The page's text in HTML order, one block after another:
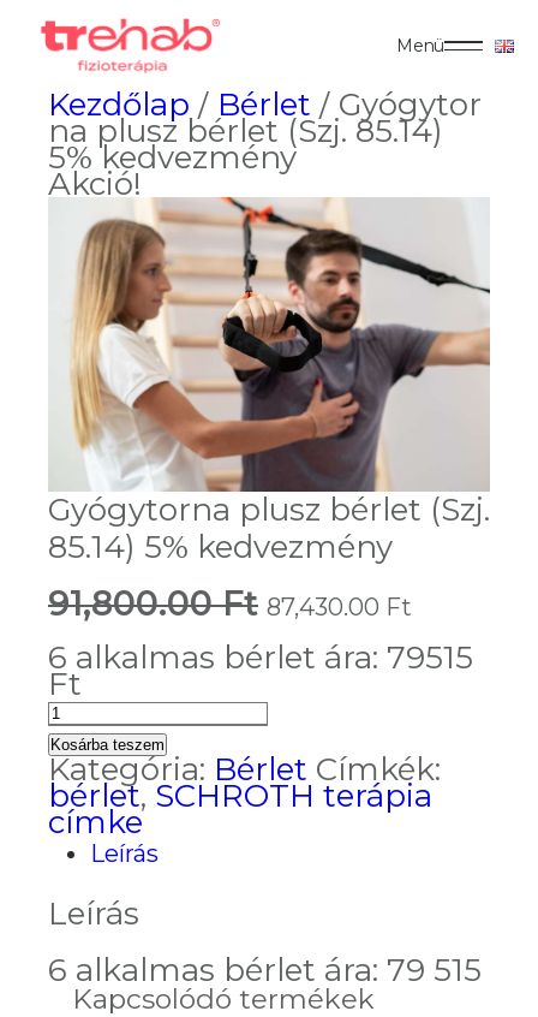
Menü
Kezdőlap / Bérlet / Gyógytor
na plusz bérlet (Szj. 85.14)
5% kedvezmény
Akció!
Gyógytorna plusz bérlet (Szj.
85.14) 5% kedvezmény
91,800.00Ft Original
price
was:
87,430.00 Ft
is:
6 alkalmas bérlet ára: 79515
Ft
Gyógytorna
plusz
bérlet
(Szj.
85.14)
5%
kedvezmény
mennyiség
Kosárba teszem
Kategória: Bérlet Címkék:
bérlet, SCHROTH terápia
címke
Leírás
Leírás
6 alkalmas bérlet ára: 79 515
Kapcsolódó termékek